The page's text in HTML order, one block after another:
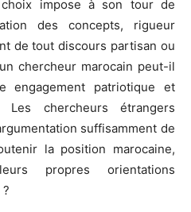
impose à son tour de
des concepts, rigueur
de tout discours partisan ou
chercheur marocain peut-il
engagement patriotique et
chercheurs étrangers
suffisamment de
la position marocaine,
propres orientations